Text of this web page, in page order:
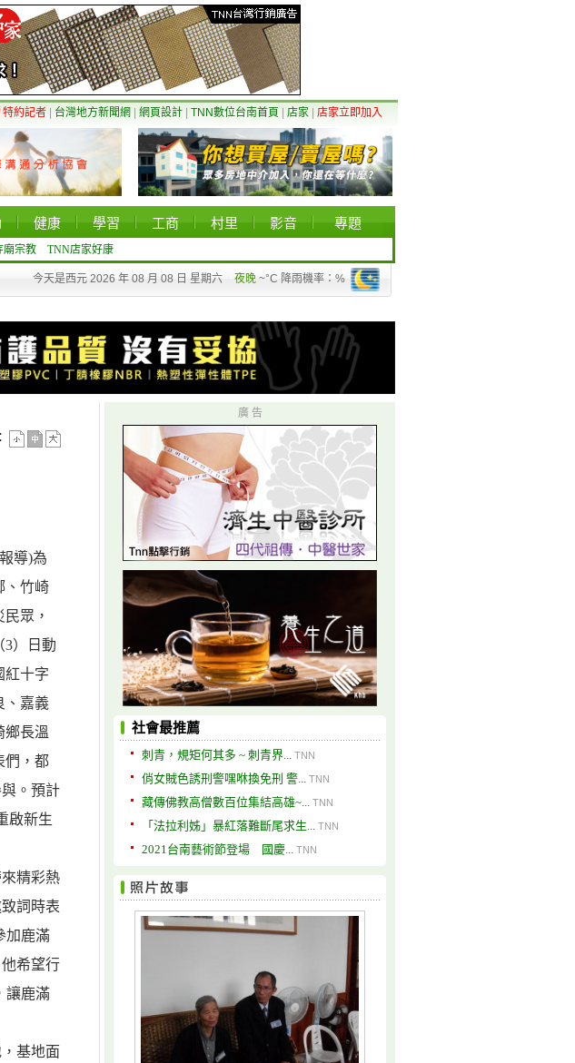
約記者 台灣地方新聞網 網頁設計 TNN數位台南首頁 店家 店家立即加入
健康 學習 工商 村里 影音 專題
廟宗教 TNN店家好康
今天是西元 2026 年 08 月 08 日 星期六 夜晚 ~°C 降雨機率：%
導)為
、竹崎
眾，
3）日動
紅十字
、嘉義
鄉長溫
們，都
。預計
啟新生
精彩熱
詞時表
加鹿滿
希望行
讓鹿滿
基地面
廣 告
社會最推薦
刺青，規矩何其多 ~ 刺青界... TNN
俏女賊色誘刑警嘿咻換免刑 警... TNN
藏傳佛教高僧數百位集結高雄~... TNN
「法拉利姊」暴紅落難斷尾求生... TNN
2021台南藝術節登場 國慶... TNN